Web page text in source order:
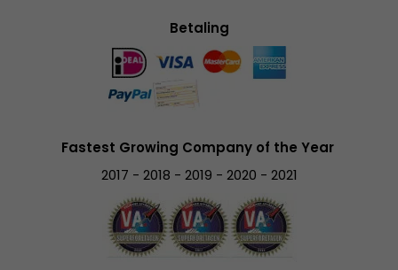
Betaling
Fastest Growing Company of the Year
2017 - 2018 - 2019 - 2020 - 2021